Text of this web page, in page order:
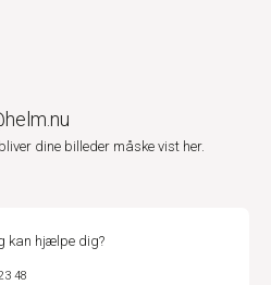
dine billeder måske vist her.
kan hjælpe dig?
48